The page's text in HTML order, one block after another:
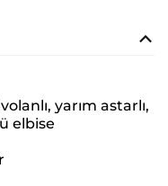
yarım astarlı,
elbise